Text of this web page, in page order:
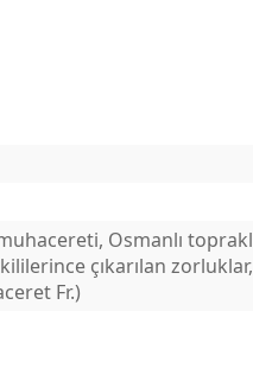
Osmanlı
çıkarılan
Fr.)